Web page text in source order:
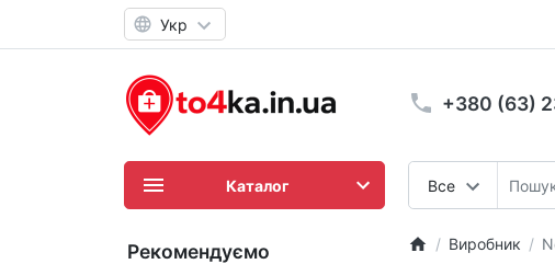
Укр
+380 (63)
Все
Каталог
Рекомендуємо Виробник